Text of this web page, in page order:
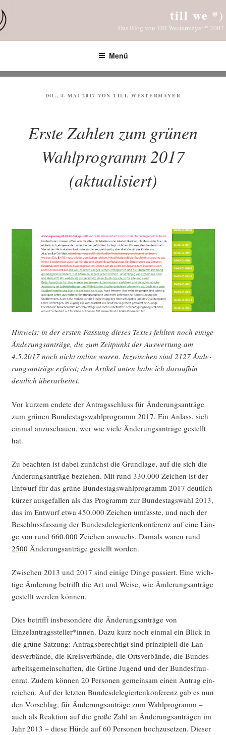
Inhalt
springen
till we *)
Das Blog von Till Westermayer * 2002
Menü
VERÖFFENTLICHT
DO., 4. MAI 2017 VON TILL WESTERMAYER
Erste Zahlen zum grünen
Wahlprogramm 2017
(aktualisiert)
Hin­weis: in der ers­ten Fas­sung die­ses Tex­tes fehl­ten noch eini­ge
Ände­rungs­an­trä­ge, die zum Zeit­punkt der Aus­wer­tung am
4.5.2017 noch nicht online waren. Inzwi­schen sind 2127 Ände­
rungs­an­trä­ge erfasst; den Arti­kel unten habe ich dar­auf­hin
deut­lich überarbeitet.
Vor kur­zem ende­te der Antrags­schluss für Ände­rungs­an­trä­ge
zum grü­nen Bun­des­tags­wahl­pro­gramm 2017. Ein Anlass, sich
ein­mal anzu­schau­en, wer wie vie­le Ände­rungs­an­trä­ge gestellt
hat.
Zu beach­ten ist dabei zunächst die Grund­la­ge, auf die sich die
Ände­rungs­an­trä­ge bezie­hen. Mit rund 330.000 Zei­chen ist der
Ent­wurf für das grü­ne Bun­des­tags­wahl­pro­gramm 2017 deut­lich
kür­zer aus­ge­fal­len als das Pro­gramm zur Bun­des­tags­wahl 2013,
das im Ent­wurf etwa 450.000 Zei­chen umfass­te, und nach der
Beschluss­fas­sung der Bun­des­de­le­gier­ten­kon­fe­renz auf eine Län­
ge von rund 660.000 Zei­chen anwuchs. Damals waren rund
2500 Ände­rungs­an­trä­ge gestellt worden.
Zwi­schen 2013 und 2017 sind eini­ge Din­ge pas­siert. Eine wich­
ti­ge Ände­rung betrifft die Art und Wei­se, wie Ände­rungs­an­trä­ge
gestellt wer­den können.
Dies betrifft ins­be­son­de­re die Ände­rungs­an­trä­ge von
Einzelantragssteller*innen. Dazu kurz noch ein­mal ein Blick in
die grü­ne Sat­zung: Antrags­be­rech­tigt sind prin­zi­pi­ell die Lan­
des­ver­bän­de, die Kreis­ver­bän­de, die Orts­ver­bän­de, die Bun­des­
ar­beits­ge­mein­schaf­ten, die Grü­ne Jugend und der Bun­des­frau­
en­rat. Zudem kön­nen 20 Per­so­nen gemein­sam einen Antrag ein­
rei­chen. Auf der letz­ten Bun­des­de­le­gier­ten­kon­fe­renz gab es nun
den Vor­schlag, für Ände­rungs­an­trä­ge zum Wahl­pro­gramm –
auch als Reak­ti­on auf die gro­ße Zahl an Ände­rungs­an­trä­gen im
Jahr 2013 – die­se Hür­de auf 60 Per­so­nen hoch­zu­set­zen. Die­ser